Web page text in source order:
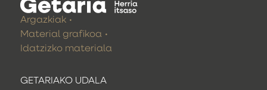
GETARIAKO UDALA
Argazkiak
Material grafikoa
Idatzizko materiala